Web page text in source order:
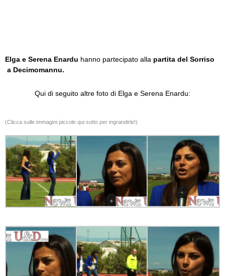
Elga e Serena Enardu hanno partecipato alla partita del Sorriso
a Decimomannu.
Qui di seguito altre foto di Elga e Serena Enardu:
(Clicca sulle immagini piccole qui sotto per ingrandirle!)